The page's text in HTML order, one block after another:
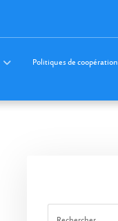
Politiques de coopération